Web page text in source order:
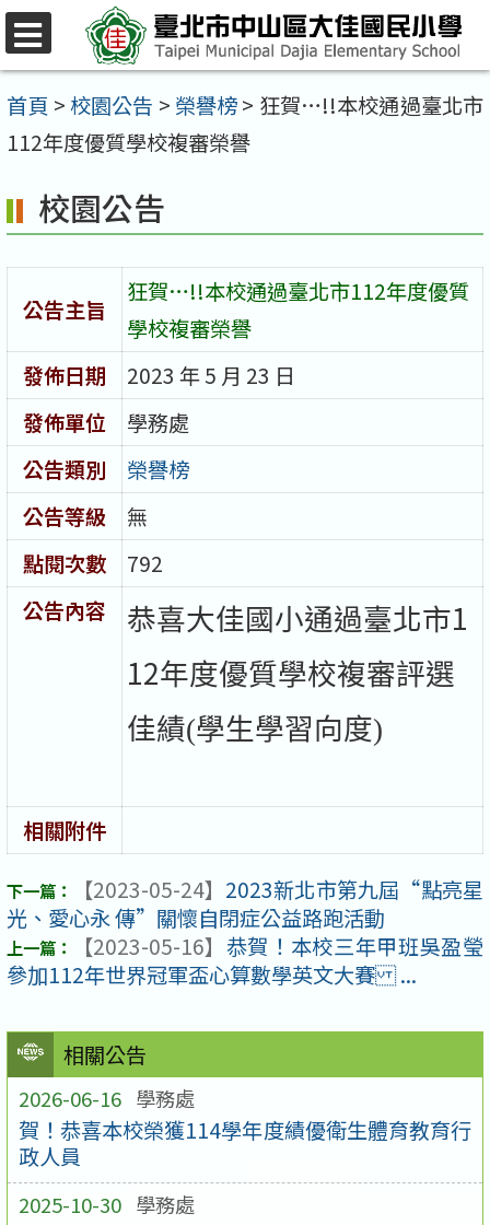
跳
至
主
要
容
區
首頁 >校園公告 > 榮譽榜> 狂賀…!!本校通過臺北市
112年度優質學校複審榮譽
相關公告
2026-06-16 學務處
賀！恭喜本校榮獲114學年度績優衛生體育教育行
政人員
2025-10-30 學務處
校園公告
公告主旨
狂賀…!!本校通過臺北市112年度優質
學校複審榮譽
發佈日期
2023 年 5 月 23 日
發佈單位
學務處
公告類別
榮譽榜
公告等級
無
點閱次數
792
公告內容
恭喜大佳國小通過臺北市1
12年度優質學校複審評選
佳績(學生學習向度)
相關附件
【2023-05-24】 2023新北市第九屆“點亮星
光、愛心永 傳”關懷自閉症公益路跑活動
【2023-05-16】 恭賀！本校三年甲班吳盈瑩
參加112年世界冠軍盃心算數學英文大賽 ...
選
單